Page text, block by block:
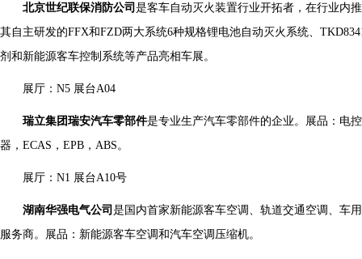
北京世纪联保消防公司 是客车自动灭火装置行业开拓者，在行业内
其自主研发的FFX和FZD两大系统6种规格锂电池自动灭火系统、
剂和新能源客车控制系统等产品亮相车展。
展厅：N5 展台A04
瑞立集团瑞安汽车零部件是专业生产汽车零部件的企业。展品：电
器，ECAS，EPB，ABS。
展厅：N1 展台A10号
湖南华强电气公司 是国内首家新能源客车空调、轨道交通空调、车
服务商。展品：新能源客车空调和汽车空调压缩机。